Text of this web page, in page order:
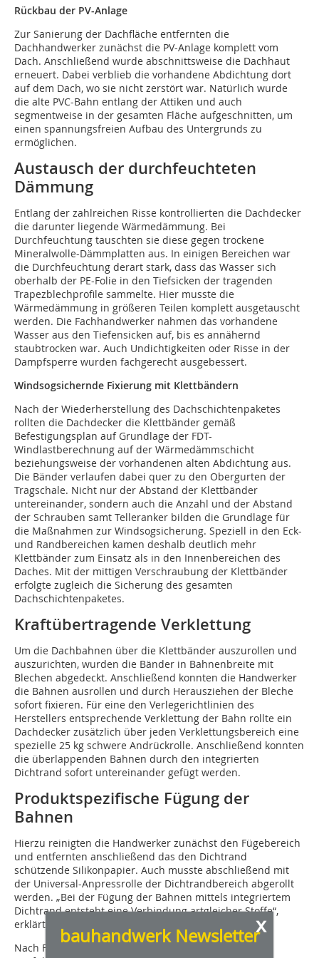
Rückbau der PV-Anlage
Zur Sanierung der Dachfläche entfernten die
Dachhandwerker zunächst die PV-Anlage komplett vom
Dach. Anschließend wurde abschnittsweise die Dachhaut
erneuert. Dabei verblieb die vorhandene Abdichtung dort
auf dem Dach, wo sie nicht zerstört war. Natürlich wurde
die alte PVC-Bahn entlang der Attiken und auch
segmentweise in der gesamten Fläche aufgeschnitten, um
einen spannungsfreien Aufbau des Untergrunds zu
ermöglichen.
Austausch der durchfeuchteten
Dämmung
Entlang der zahlreichen Risse kontrollierten die Dachdecker
die darunter liegende Wärmedämmung. Bei
Durchfeuchtung tauschten sie diese gegen trockene
Mineralwolle-Dämmplatten aus. In einigen Bereichen war
die Durchfeuchtung derart stark, dass das Wasser sich
oberhalb der PE-Folie in den Tiefsicken der tragenden
Trapezblechprofile sammelte. Hier musste die
Wärmedämmung in größeren Teilen komplett ausgetauscht
werden. Die Fachhandwerker nahmen das vorhandene
Wasser aus den Tiefensicken auf, bis es annähernd
staubtrocken war. Auch Undichtigkeiten oder Risse in der
Dampfsperre wurden fachgerecht ausgebessert.
Windsogsichernde Fixierung mit Klettbändern
Nach der Wiederherstellung des Dachschichtenpaketes
rollten die Dachdecker die Klettbänder gemäß
Befestigungsplan auf Grundlage der FDT-
Windlastberechnung auf der Wärmedämmschicht
beziehungsweise der vorhandenen alten Abdichtung aus.
Die Bänder verlaufen dabei quer zu den Obergurten der
Tragschale. Nicht nur der Abstand der Klettbänder
untereinander, sondern auch die Anzahl und der Abstand
der Schrauben samt Telleranker bilden die Grundlage für
die Maßnahmen zur Windsogsicherung. Speziell in den Eck-
und Randbereichen kamen deshalb deutlich mehr
Klettbänder zum Einsatz als in den Innen­bereichen des
Daches. Mit der mittigen Verschraubung der Klettbänder
erfolgte zugleich die Sicherung des gesamten
Dachschichtenpaketes.
Kraftübertragende Verklettung
Um die Dachbahnen über die Klettbänder auszurollen und
auszurichten, wurden die Bänder in Bahnenbreite mit
Blechen abgedeckt. Anschließend konnten die Handwerker
die Bahnen ausrollen und durch Herausziehen der Bleche
sofort fixieren. Für eine den Verlegerichtlinien des
Herstellers entsprechende Verklettung der Bahn rollte ein
Dachdecker zusätzlich über jeden Verklettungsbereich eine
spezielle 25 kg schwere Andrückrolle. Anschließend konnten
die überlappenden Bahnen durch den integrierten
Dichtrand sofort untereinander gefügt werden.
Produktspezifische Fügung der
Bahnen
Hierzu reinigten die Handwerker zunächst den Fügebereich
und entfernten anschließend das den Dichtrand
schützende Silikonpapier. Auch musste abschließend mit
der Universal-Anpressrolle der Dicht­rand­bereich abgerollt
werden. „Bei der Fügung der Bahnen mittels integriertem
Dichtrand entsteht eine Verbindung artgleicher Stoffe“,
erklärt Dachdeckermeister Elmar Stoll.
Nach Fertigstellung der gesamten Dachfläche und der
x
bauhandwerk Newsletter